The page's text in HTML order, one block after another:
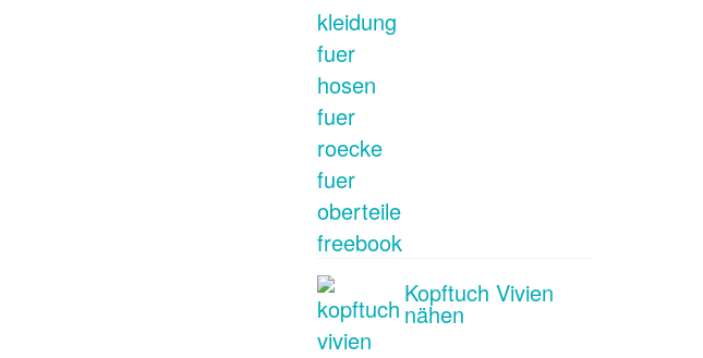
Kopftuch Vivien
nähen